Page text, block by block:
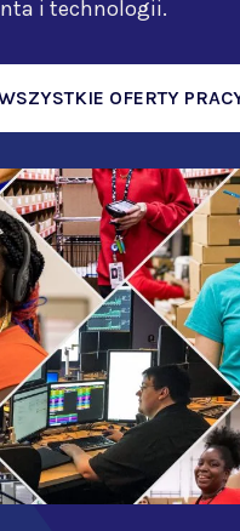
i technologii.
OFERTY